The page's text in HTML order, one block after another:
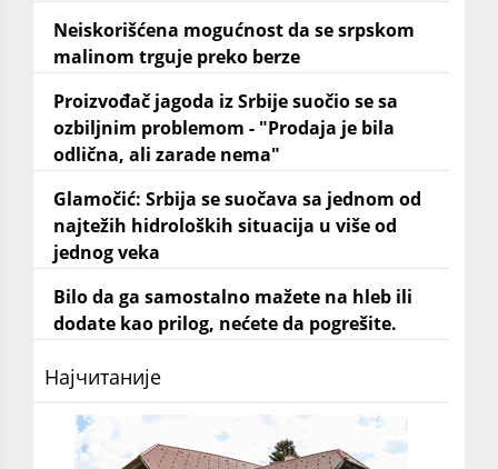
Neiskorišćena mogućnost da se srpskom
malinom trguje preko berze
Proizvođač jagoda iz Srbije suočio se sa
ozbiljnim problemom - "Prodaja je bila
odlična, ali zarade nema"
Glamočić: Srbija se suočava sa jednom od
najtežih hidroloških situacija u više od
jednog veka
Bilo da ga samostalno mažete na hleb ili
dodate kao prilog, nećete da pogrešite.
Најчитаније